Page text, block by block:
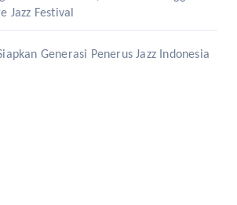
Jazz Festival
Generasi Penerus Jazz Indonesia